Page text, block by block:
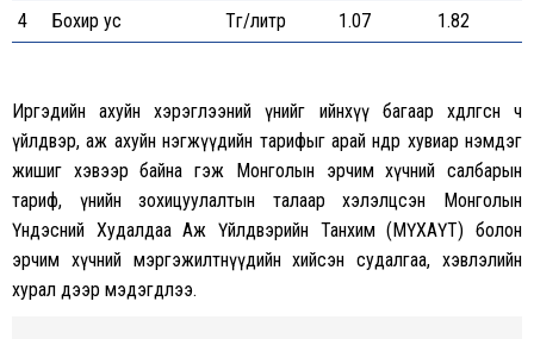
4
Бохир ус Төг/литр 1.07 1.82
Иргэдийн ахуйн хэрэглээний үнийг ийнхүү багаар хөдөлгөсөн ч
үйлдвэр, аж ахуйн нэгжүүдийн тарифыг арай өндөр хувиар нэмдэг
жишиг хэвээр байна гэж
Монголын эрчим хүчний салбарын
тариф, үнийн зохицуулалтын талаар хэлэлцсэн Монголын
Үндэсний Худалдаа Аж Үйлдвэрийн Танхим (МҮХАҮТ) болон
эрчим хүчний мэргэжилтнүүдийн хийсэн судалгаа, хэвлэлийн
хурал дээр мэдэгдлээ.